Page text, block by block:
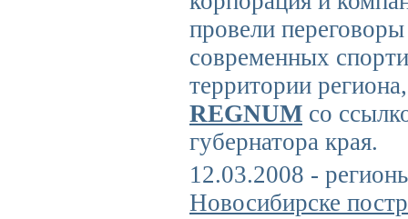
провели
современных
территории
REGNUM со
губернатора края.
12.03.2008 -
Новосибирске